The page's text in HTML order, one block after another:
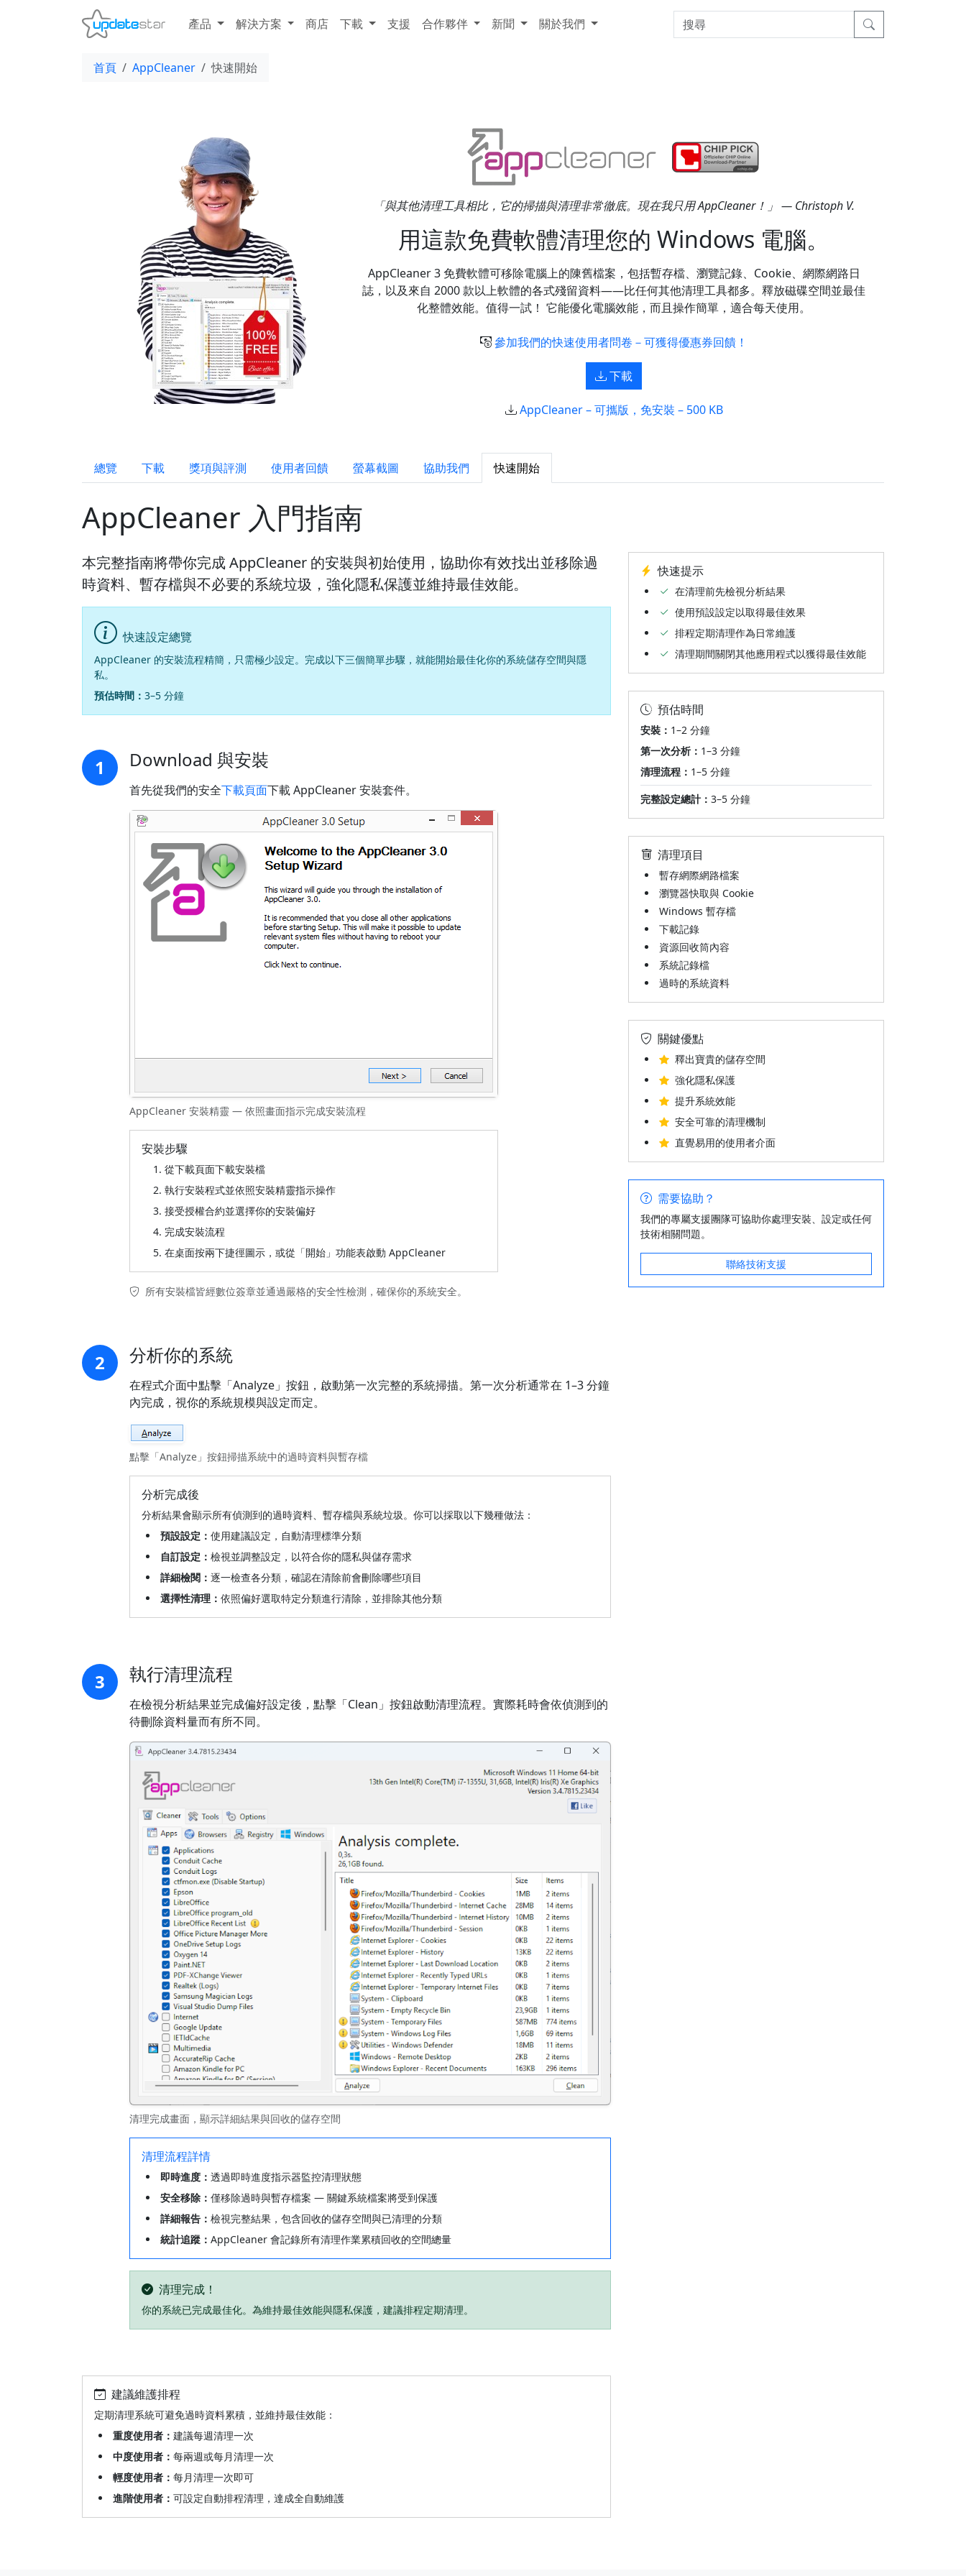
產品 解決方案 商店 下載 支援 合作夥伴 新聞 關於我們
首頁 AppCleaner 快速開始
「與其他清理工具相比，它的掃描與清理非常徹底。現在我只用 AppCleaner！」 — Christoph V.
用這款免費軟體清理您的 Windows 電腦。
AppCleaner 3 免費軟體可移除電腦上的陳舊檔案，包括暫存檔、瀏覽記錄、Cookie、網際網路日
誌，以及來自 2000 款以上軟體的各式殘留資料——比任何其他清理工具都多。釋放磁碟空間並最佳
化整體效能。值得一試！ 它能優化電腦效能，而且操作簡單，適合每天使用。
參加我們的快速使用者問卷－可獲得優惠券回饋！
下載
AppCleaner – 可攜版，免安裝 – 500 KB
總覽 下載 獎項與評測 使用者回饋 螢幕截圖 協助我們 快速開始
AppCleaner 入門指南
本完整指南將帶你完成 AppCleaner 的安裝與初始使用，協助你有效找出並移除過
時資料、暫存檔與不必要的系統垃圾，強化隱私保護並維持最佳效能。
快速設定總覽
AppCleaner 的安裝流程精簡，只需極少設定。完成以下三個簡單步驟，就能開始最佳化你的系統儲存空間與隱
私。
預估時間： 3–5 分鐘
1 Download 與安裝
首先從我們的安全下載頁面下載 AppCleaner 安裝套件。
AppCleaner 安裝精靈 — 依照畫面指示完成安裝流程
安裝步驟
從下載頁面下載安裝檔
執行安裝程式並依照安裝精靈指示操作
接受授權合約並選擇你的安裝偏好
完成安裝流程
在桌面按兩下捷徑圖示，或從「開始」功能表啟動 AppCleaner
所有安裝檔皆經數位簽章並通過嚴格的安全性檢測，確保你的系統安全。
2 分析你的系統
在程式介面中點擊「Analyze」按鈕，啟動第一次完整的系統掃描。第一次分析通常在 1–3 分鐘
內完成，視你的系統規模與設定而定。
點擊「Analyze」按鈕掃描系統中的過時資料與暫存檔
分析完成後
分析結果會顯示所有偵測到的過時資料、暫存檔與系統垃圾。你可以採取以下幾種做法：
預設設定： 使用建議設定，自動清理標準分類
自訂設定： 檢視並調整設定，以符合你的隱私與儲存需求
詳細檢閱： 逐一檢查各分類，確認在清除前會刪除哪些項目
選擇性清理： 依照偏好選取特定分類進行清除，並排除其他分類
3 執行清理流程
在檢視分析結果並完成偏好設定後，點擊「Clean」按鈕啟動清理流程。實際耗時會依偵測到的
待刪除資料量而有所不同。
清理完成畫面，顯示詳細結果與回收的儲存空間
清理流程詳情
即時進度： 透過即時進度指示器監控清理狀態
安全移除： 僅移除過時與暫存檔案 — 關鍵系統檔案將受到保護
詳細報告： 檢視完整結果，包含回收的儲存空間與已清理的分類
統計追蹤： AppCleaner 會記錄所有清理作業累積回收的空間總量
清理完成！
你的系統已完成最佳化。為維持最佳效能與隱私保護，建議排程定期清理。
建議維護排程
定期清理系統可避免過時資料累積，並維持最佳效能：
重度使用者： 建議每週清理一次
中度使用者： 每兩週或每月清理一次
輕度使用者： 每月清理一次即可
進階使用者： 可設定自動排程清理，達成全自動維護
快速提示
在清理前先檢視分析結果
使用預設設定以取得最佳效果
排程定期清理作為日常維護
清理期間關閉其他應用程式以獲得最佳效能
預估時間
安裝： 1–2 分鐘
第一次分析： 1–3 分鐘
清理流程： 1–5 分鐘
完整設定總計： 3–5 分鐘
清理項目
暫存網際網路檔案
瀏覽器快取與 Cookie
Windows 暫存檔
下載記錄
資源回收筒內容
系統記錄檔
過時的系統資料
關鍵優點
釋出寶貴的儲存空間
強化隱私保護
提升系統效能
安全可靠的清理機制
直覺易用的使用者介面
需要協助？
我們的專屬支援團隊可協助你處理安裝、設定或任何
技術相關問題。
聯絡技術支援